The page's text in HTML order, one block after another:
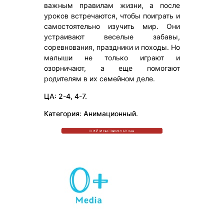
важным правилам жизни, а после
уроков встречаются, чтобы поиграть и
самостоятельно изучить мир. Они
устраивают веселые забавы,
соревнования, праздники и походы. Но
малыши не только играют и
озорничают, а еще помогают
родителям в их семейном деле.
ЦА: 2-4, 4-7.
Категория: Анимационный.